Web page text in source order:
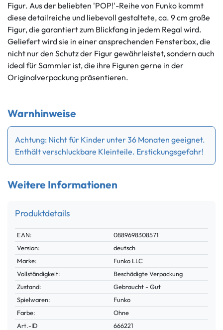
Figur. Aus der beliebten 'POP!'-Reihe von Funko kommt
diese detailreiche und liebevoll gestaltete, ca. 9 cm große
Figur, die garantiert zum Blickfang in jedem Regal wird.
Geliefert wird sie in einer ansprechenden Fensterbox, die
nicht nur den Schutz der Figur gewährleistet, sondern auch
ideal für Sammler ist, die ihre Figuren gerne in der
Originalverpackung präsentieren.
Warnhinweise
Achtung: Nicht für Kinder unter 36 Monaten geeignet.
Enthält verschluckbare Kleinteile. Erstickungsgefahr!
Weitere Informationen
Produktdetails
Technisches
Merkmal
Wert
EAN:
0889698308571
Version:
deutsch
Marke:
Funko LLC
Vollständigkeit:
Beschädigte Verpackung
Zustand:
Gebraucht - Gut
Spielwaren:
Funko
Farbe:
Ohne
Technisches
Wert
Art.-ID
666221